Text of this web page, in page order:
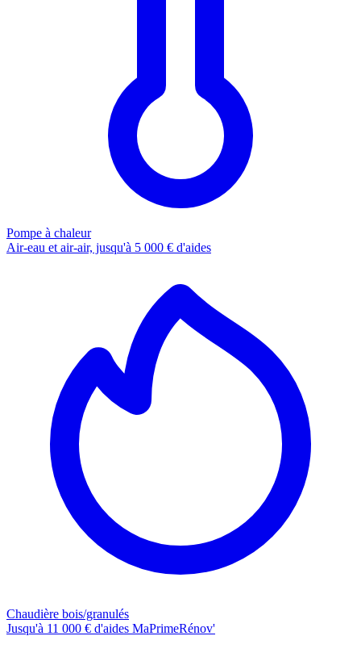
Pompe à chaleur
Air-eau et air-air, jusqu'à 5 000 € d'aides
Chaudière bois/granulés
Jusqu'à 11 000 € d'aides MaPrimeRénov'